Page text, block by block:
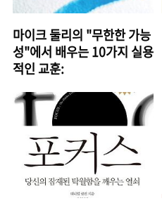
마이크 둘리의 "무한한 가능
성"에서 배우는 10가지 실용
적인 교훈: